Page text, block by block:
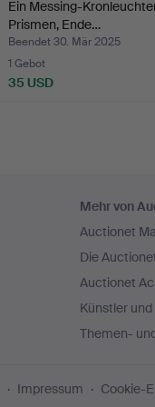
Ein Messing-
Prismen, Ende…
Beendet 30. Mär 2025
1 Gebot
35 USD
Mehr von
Auctionet
Die
Auctionet
Künstler
Themen-
Impressum Cookie-